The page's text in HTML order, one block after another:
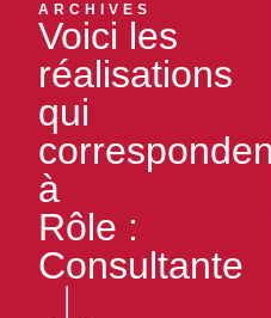
ARCHIVES
Voici les
réalisations
qui
à
Rôle :
Consultante